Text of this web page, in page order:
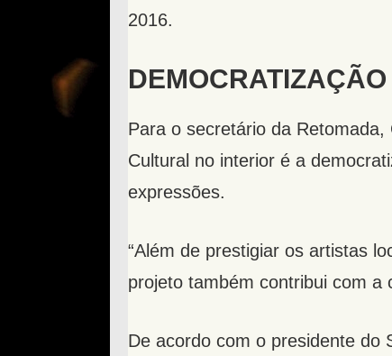
2016.
Para o secretário da
Cultural no interior é a
expressões.
“Além de prestigiar os artistas
projeto também contribui com a
De acordo com o presidente do